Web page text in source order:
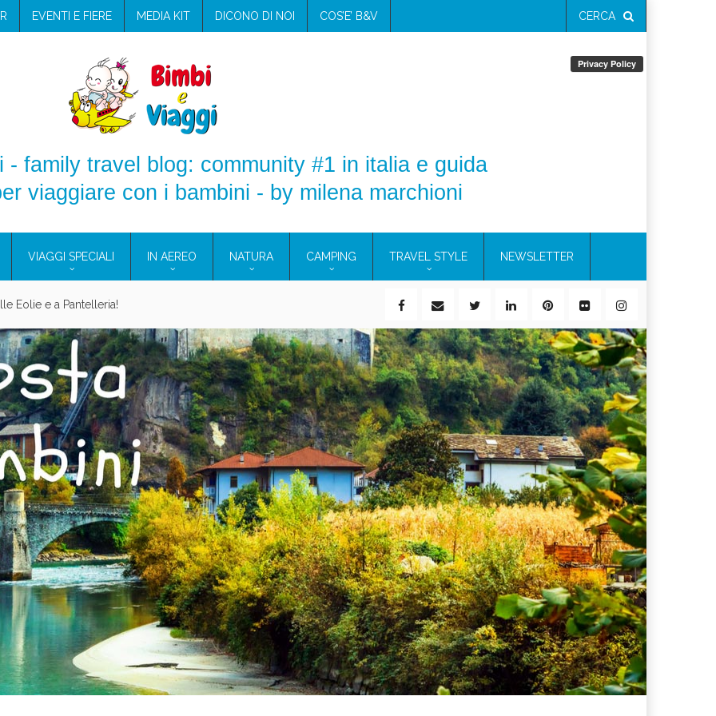
EVENTI E FIERE MEDIA KIT DICONO DI NOI COS’E’ B&V CERCA
- family travel blog: community #1 in italia e guida
viaggiare con i bambini - by milena marchioni
VIAGGI SPECIALI IN AEREO NATURA CAMPING TRAVEL STYLE NEWSLETTER
Eolie e a Pantelleria!
in campeggio con i bambini: come trovare l’offerta migliore?
PRATICI Assicurazione viaggio estate 2026: lo sconto Columbus supera il 21%
CONSIGLI PRATICI Cosmetici solidi in viaggio: i prodotti che hanno conquistato la mia valigia (e la pelle sensibile)